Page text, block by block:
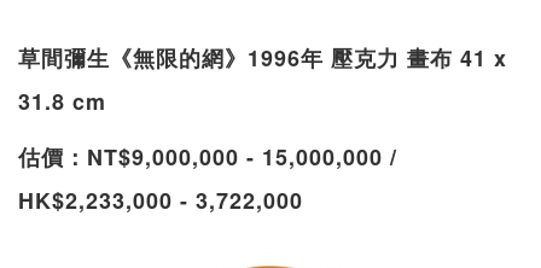
草間彌生《無限的網》1996年 壓克力 畫布 41 x
31.8 cm
估價：NT$9,000,000 - 15,000,000 /
HK$2,233,000 - 3,722,000